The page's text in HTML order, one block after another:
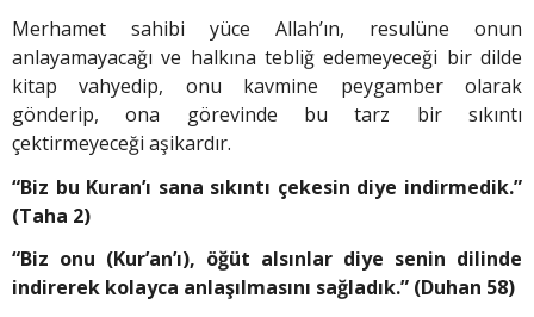
Merhamet sahibi yüce Allah’ın, resulüne onun
anlayamayacağı ve halkına tebliğ edemeyeceği bir dilde
kitap vahyedip, onu kavmine peygamber olarak
gönderip, ona görevinde bu tarz bir sıkıntı
çektirmeyeceği aşikardır.
“Biz bu Kuran’ı sana sıkıntı çekesin diye indirmedik.”
(Taha 2)
“Biz onu (Kur’an’ı), öğüt alsınlar diye senin dilinde
indirerek kolayca anlaşılmasını sağladık.” (Duhan 58)